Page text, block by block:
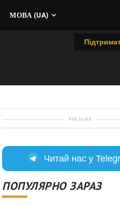
МОВА (UA)
РЕКЛАМА
Читай нас у
ПОПУЛЯРНО ЗАРАЗ